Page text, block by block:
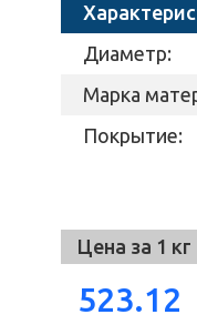
Диаметр:
Марка
Покрытие:
Цена за 1 кг
523.12